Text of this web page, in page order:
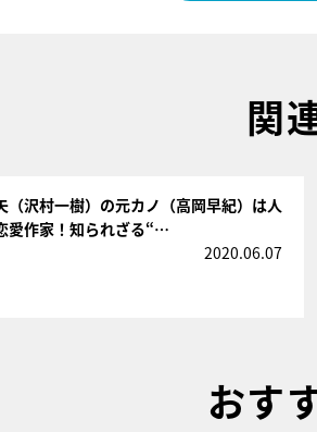
関
（沢村一樹）の元カノ（高岡早紀）は人
愛作家！知られざる“…
2020.06.07
おす